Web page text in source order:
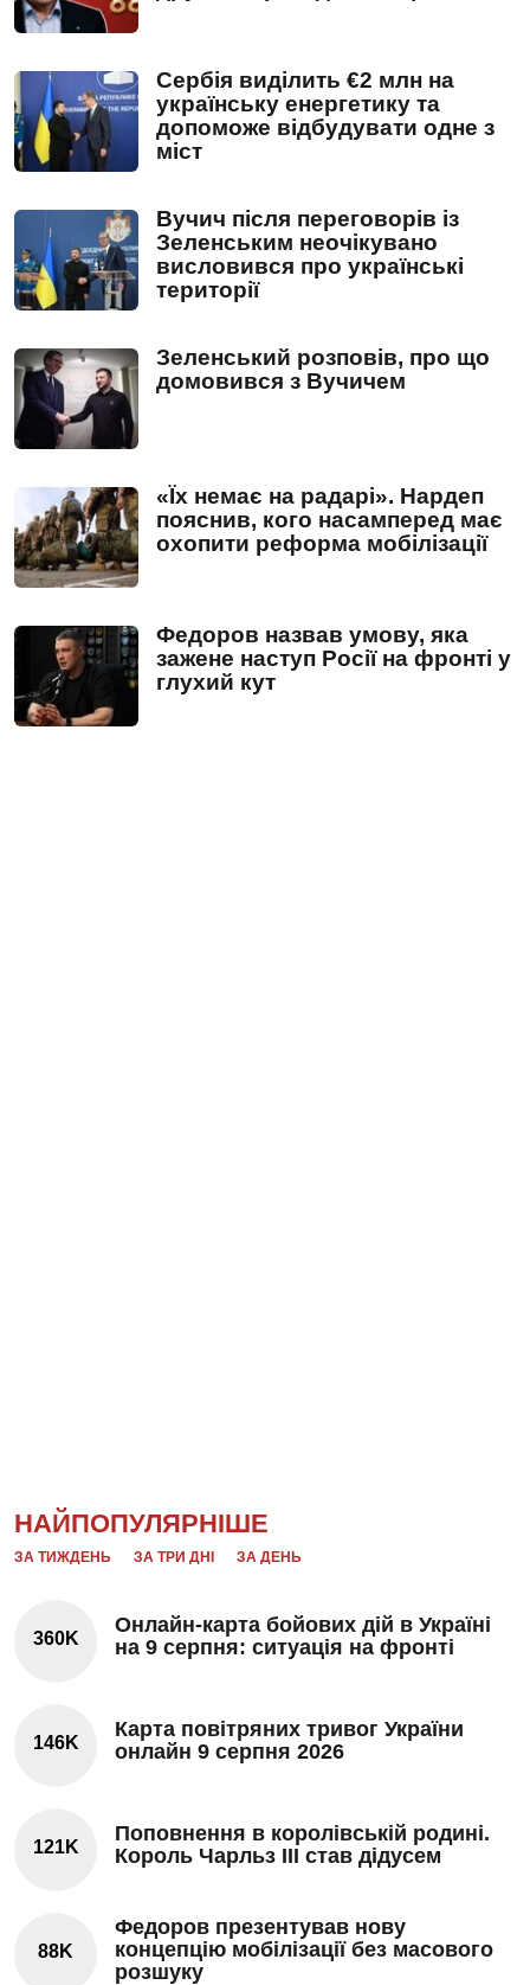
Сербія виділить €2 млн на
українську енергетику та
допоможе відбудувати одне з
міст
Вучич після переговорів із
Зеленським неочікувано
висловився про українські
території
Зеленський розповів, про що
домовився з Вучичем
«Їх немає на радарі». Нардеп
пояснив, кого насамперед має
охопити реформа мобілізації
Федоров назвав умову, яка
зажене наступ Росії на фронті у
глухий кут
НАЙПОПУЛЯРНІШЕ
ЗА ТИЖДЕНЬ ЗА ТРИ ДНІ ЗА ДЕНЬ
360K
Онлайн-карта бойових дій в Україні
на 9 серпня: ситуація на фронті
146K
Карта повітряних тривог України
онлайн 9 серпня 2026
121K
Поповнення в королівській родині.
Король Чарльз III став дідусем
88K
Федоров презентував нову
концепцію мобілізації без масового
розшуку